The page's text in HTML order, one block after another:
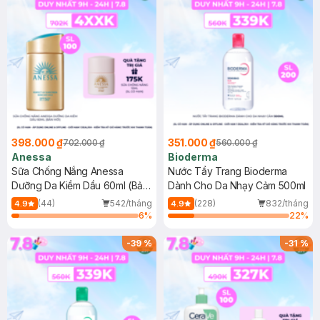
398.000 ₫702.000 ₫
Anessa
Sữa Chống Nắng Anessa
Dưỡng Da Kiềm Dầu 60ml (Bản
Mới)
4.9 (44)
542/tháng
6%
351.000 ₫560.000 ₫
Bioderma
Nước Tẩy Trang Bioderma
Dành Cho Da Nhạy Cảm 500ml
4.9 (228)
832/tháng
22%
-39% -31%